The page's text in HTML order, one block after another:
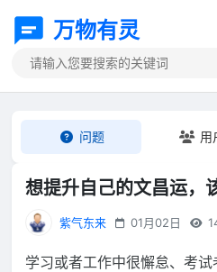
万物有灵
问题 用
想提升自己的文昌运，
紫气东来 01月02日
学习或者工作中很懈怠、考